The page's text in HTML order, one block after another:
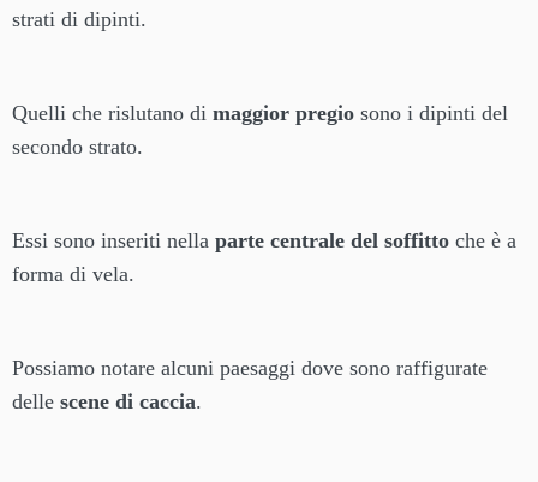
strati di dipinti.
Quelli che rislutano di maggior pregio sono i dipinti del
secondo strato.
Essi sono inseriti nella parte centrale del soffitto che è a
forma di vela.
Possiamo notare alcuni paesaggi dove sono raffigurate
delle scene di caccia.